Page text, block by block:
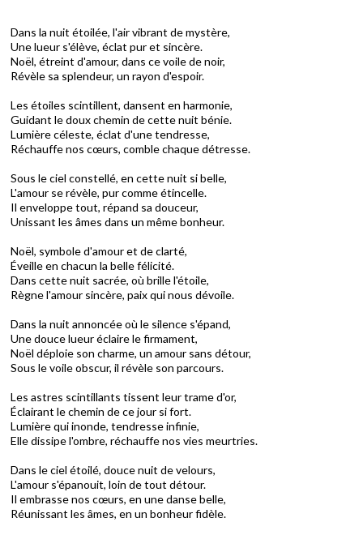
Dans la nuit étoilée, l'air vibrant de mystère,
Une lueur s'élève, éclat pur et sincère.
Noël, étreint d'amour, dans ce voile de noir,
Révèle sa splendeur, un rayon d'espoir.
Les étoiles scintillent, dansent en harmonie,
Guidant le doux chemin de cette nuit bénie.
Lumière céleste, éclat d'une tendresse,
Réchauffe nos cœurs, comble chaque détresse.
Sous le ciel constellé, en cette nuit si belle,
L'amour se révèle, pur comme étincelle.
Il enveloppe tout, répand sa douceur,
Unissant les âmes dans un même bonheur.
Noël, symbole d'amour et de clarté,
Éveille en chacun la belle félicité.
Dans cette nuit sacrée, où brille l'étoile,
Règne l'amour sincère, paix qui nous dévoile.
Dans la nuit annoncée où le silence s'épand,
Une douce lueur éclaire le firmament,
Noël déploie son charme, un amour sans détour,
Sous le voile obscur, il révèle son parcours.
Les astres scintillants tissent leur trame d'or,
Éclairant le chemin de ce jour si fort.
Lumière qui inonde, tendresse infinie,
Elle dissipe l'ombre, réchauffe nos vies meurtries.
Dans le ciel étoilé, douce nuit de velours,
L'amour s'épanouit, loin de tout détour.
Il embrasse nos cœurs, en une danse belle,
Réunissant les âmes, en un bonheur fidèle.